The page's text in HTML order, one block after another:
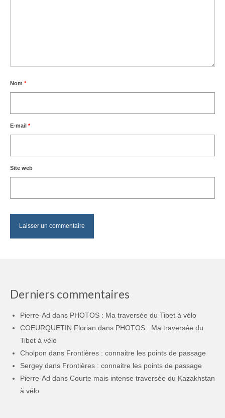
Nom *
E-mail *
Site web
Derniers commentaires
Pierre-Ad dans PHOTOS : Ma traversée du Tibet à vélo
COEURQUETIN Florian dans PHOTOS : Ma traversée du
Tibet à vélo
Cholpon dans Frontières : connaitre les points de passage
Sergey dans Frontières : connaitre les points de passage
Pierre-Ad dans Courte mais intense traversée du Kazakhstan
à vélo